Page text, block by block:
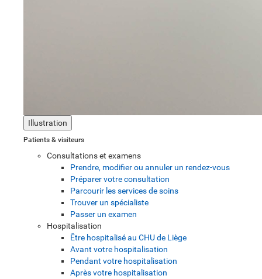
Illustration
Patients & visiteurs
Consultations et examens
Prendre, modifier ou annuler un rendez-vous
Préparer votre consultation
Parcourir les services de soins
Trouver un spécialiste
Passer un examen
Hospitalisation
Être hospitalisé au CHU de Liège
Avant votre hospitalisation
Pendant votre hospitalisation
Après votre hospitalisation